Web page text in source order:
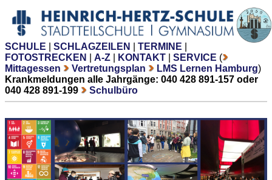
SCHULE SCHLAGZEILEN TERMINE
FOTOSTRECKEN
A-Z KONTAKT SERVICE (
Mittagessen
Vertretungsplan LMS Lernen Hamburg)
Krankmeldungen alle Jahrgänge: 040 428 891-157 oder
040 428 891-199
Schulbüro